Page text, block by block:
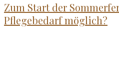
Zum Start der
Pflegebedarf möglich?